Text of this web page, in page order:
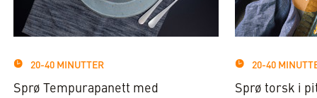
20-40 MINUTTER
Sprø Tempurapanett med
20-40
Sprø torsk i